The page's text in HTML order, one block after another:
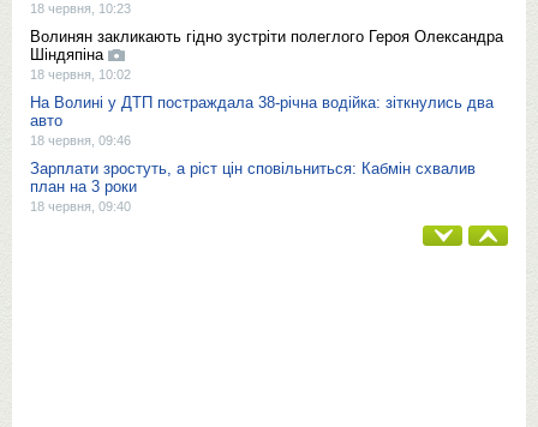
18 червня, 10:23
Волинян закликають гідно зустріти полеглого Героя Олександра
Шіндяпіна
18 червня, 10:02
На Волині у ДТП постраждала 38-річна водійка: зіткнулись два
авто
18 червня, 09:46
Зарплати зростуть, а ріст цін сповільниться: Кабмін схвалив
план на 3 роки
18 червня, 09:40